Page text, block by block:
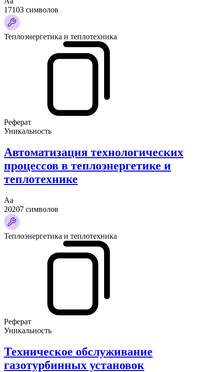
17103 символов
Теплоэнергетика и теплотехника
Реферат
Уникальность
Автоматизация технологических
процессов в теплоэнергетике и
теплотехнике
Аа
20207 символов
Теплоэнергетика и теплотехника
Реферат
Уникальность
Техническое обслуживание
газотурбинных установок